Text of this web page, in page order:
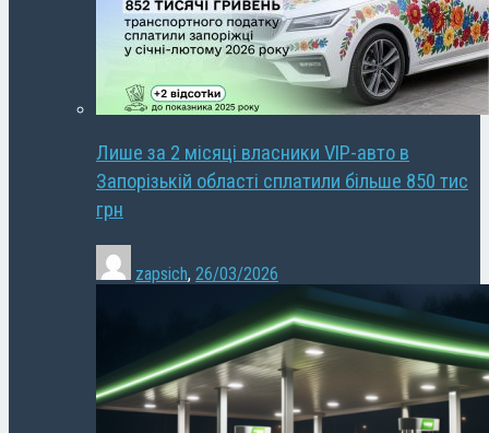
Лише за 2 місяці власники VIP-авто в
Запорізькій області сплатили більше 850 тис
грн
zapsich, 26/03/2026